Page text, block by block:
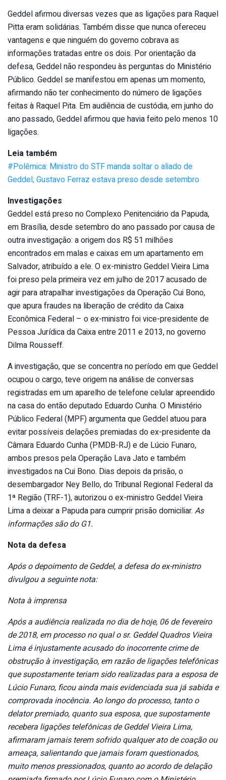
Geddel afirmou diversas vezes que as ligações para Raquel
Pitta eram solidárias. Também disse que nunca ofereceu
vantagens e que ninguém do governo cobrava as
informações tratadas entre os dois. Por orientação da
defesa, Geddel não respondeu às perguntas do Ministério
Público. Geddel se manifestou em apenas um momento,
afirmando não ter conhecimento do número de ligações
feitas à Raquel Pita. Em audiência de custódia, em junho do
ano passado, Geddel afirmou que havia feito pelo menos 10
ligações.
Leia também
#Polêmica: Ministro do STF manda soltar o aliado de
Geddel; Gustavo Ferraz estava preso desde setembro
Investigações
Geddel está preso no Complexo Penitenciário da Papuda,
em Brasília, desde setembro do ano passado por causa de
outra investigação: a origem dos R$ 51 milhões
encontrados em malas e caixas em um apartamento em
Salvador, atribuído a ele. O ex-ministro Geddel Vieira Lima
foi preso pela primeira vez em julho de 2017 acusado de
agir para atrapalhar investigações da Operação Cui Bono,
que apura fraudes na liberação de crédito da Caixa
Econômica Federal – o ex-ministro foi vice-presidente de
Pessoa Jurídica da Caixa entre 2011 e 2013, no governo
Dilma Rousseff.
A investigação, que se concentra no período em que Geddel
ocupou o cargo, teve origem na análise de conversas
registradas em um aparelho de telefone celular apreendido
na casa do então deputado Eduardo Cunha. O Ministério
Público Federal (MPF) argumenta que Geddel atuou para
evitar possíveis delações premiadas do ex-presidente da
Câmara Eduardo Cunha (PMDB-RJ) e de Lúcio Funaro,
ambos presos pela Operação Lava Jato e também
investigados na Cui Bono. Dias depois da prisão, o
desembargador Ney Bello, do Tribunal Regional Federal da
1ª Região (TRF-1), autorizou o ex-ministro Geddel Vieira
Lima a deixar a Papuda para cumprir prisão domiciliar. As
informações são do G1.
Nota da defesa
Após o depoimento de Geddel, a defesa do ex-ministro
divulgou a seguinte nota:
Nota à imprensa
Após a audiência realizada no dia de hoje, 06 de fevereiro
de 2018, em processo no qual o sr. Geddel Quadros Vieira
Lima é injustamente acusado do inocorrente crime de
obstrução à investigação, em razão de ligações telefônicas
que supostamente teriam sido realizadas para a esposa de
Lúcio Funaro, ficou ainda mais evidenciada sua já sabida e
comprovada inocência. Ao longo do processo, tanto o
delator premiado, quanto sua esposa, que supostamente
recebera ligações telefônicas de Geddel Vieira Lima,
afirmaram jamais terem sofrido qualquer ato de coação ou
ameaça, salientando que jamais foram questionados,
muito menos pressionados, quanto ao acordo de delação